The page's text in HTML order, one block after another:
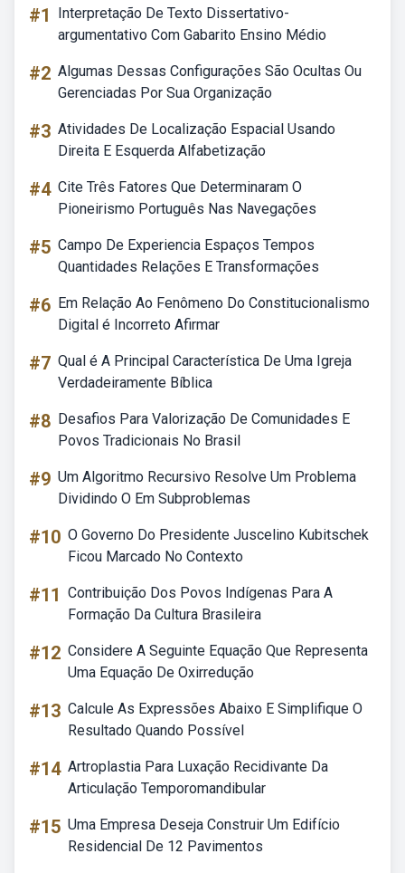
#1
Interpretação De Texto Dissertativo-
argumentativo Com Gabarito Ensino Médio
#2 Algumas Dessas Configurações São Ocultas Ou
Gerenciadas Por Sua Organização
#3 Atividades De Localização Espacial Usando
Direita E Esquerda Alfabetização
#4 Cite Três Fatores Que Determinaram O
Pioneirismo Português Nas Navegações
#5 Campo De Experiencia Espaços Tempos
Quantidades Relações E Transformações
#6 Em Relação Ao Fenômeno Do Constitucionalismo
Digital é Incorreto Afirmar
#7 Qual é A Principal Característica De Uma Igreja
Verdadeiramente Bíblica
#8 Desafios Para Valorização De Comunidades E
Povos Tradicionais No Brasil
#9 Um Algoritmo Recursivo Resolve Um Problema
Dividindo O Em Subproblemas
#10 O Governo Do Presidente Juscelino Kubitschek
Ficou Marcado No Contexto
#11 Contribuição Dos Povos Indígenas Para A
Formação Da Cultura Brasileira
#12 Considere A Seguinte Equação Que Representa
Uma Equação De Oxirredução
#13 Calcule As Expressões Abaixo E Simplifique O
Resultado Quando Possível
#14 Artroplastia Para Luxação Recidivante Da
Articulação Temporomandibular
#15 Uma Empresa Deseja Construir Um Edifício
Residencial De 12 Pavimentos